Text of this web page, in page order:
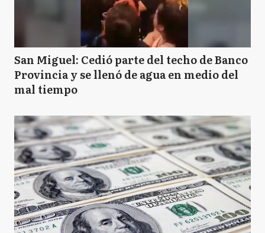
San Miguel: Cedió parte del techo de Banco
Provincia y se llenó de agua en medio del
mal tiempo